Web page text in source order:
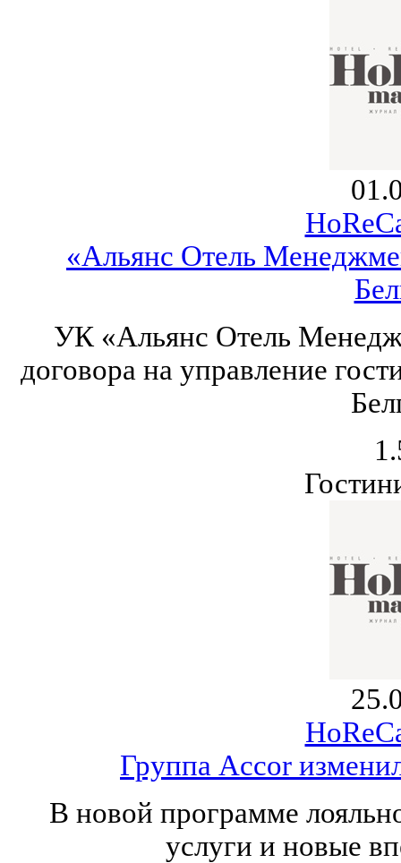
«Альянс Отель
УК «Альянс Отель
договора на управление
Группа Accor
В новой программе
услуги и новые